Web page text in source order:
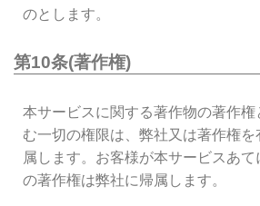
のとします。
第10条(著作権)
本サービスに関する著作物の著作権
む一切の権限は、弊社又は著作権
属します。お客様が本サービスあて
の著作権は弊社に帰属します。